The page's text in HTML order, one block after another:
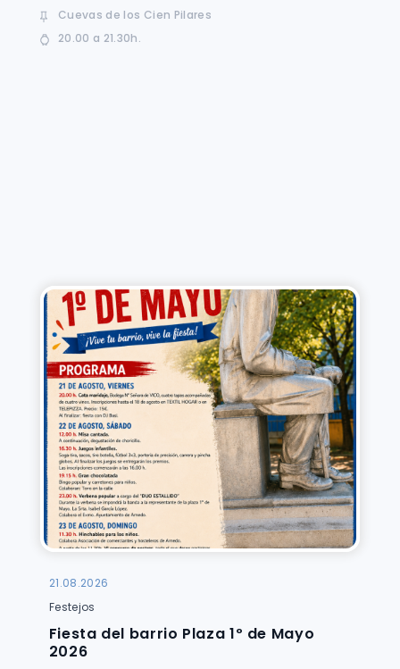
Cuevas de los Cien Pilares
20.00 a 21.30h.
21.08.2026
Festejos
Fiesta del barrio Plaza 1º de Mayo
2026